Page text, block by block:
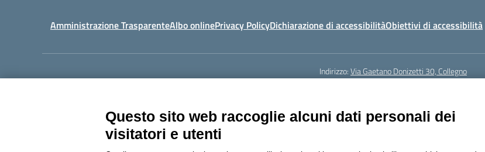
Amministrazione TrasparenteAlbo onlinePrivacy PolicyDichiarazione di accessibilitàObiettivi di accessibilità
Indirizzo:Via Gaetano Donizetti 30, Collegno
Codice meccanografico:toic8cg002
Questo sito web raccoglie alcuni dati personali dei
visitatori e utenti